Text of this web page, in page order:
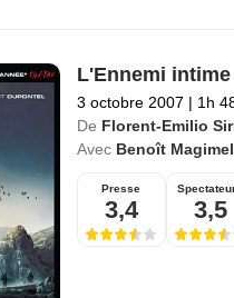
L'Ennemi intime
3 octobre 2007 | 1h
De Florent-Emilio
Avec Benoît Magimel
Presse
3,4 3,5